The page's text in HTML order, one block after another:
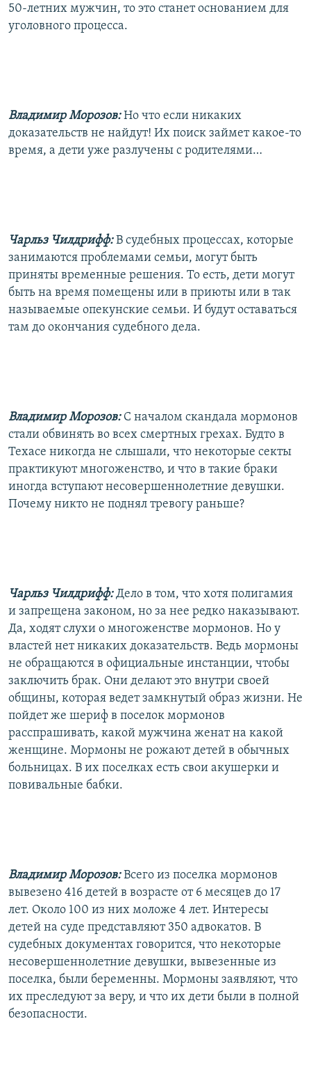
50-летних мужчин, то это станет основанием для
уголовного процесса.
Владимир Морозов:Но что если никаких
доказательств не найдут! Их поиск займет какое-то
время, а дети уже разлучены с родителями…
Чарльз Чилдрифф:В судебных процессах, которые
занимаются проблемами семьи, могут быть
приняты временные решения. То есть, дети могут
быть на время помещены или в приюты или в так
называемые опекунские семьи. И будут оставаться
там до окончания судебного дела.
Владимир Морозов: С началом скандала мормонов
стали обвинять во всех смертных грехах. Будто в
Техасе никогда не слышали, что некоторые секты
практикуют многоженство, и что в такие браки
иногда вступают несовершеннолетние девушки.
Почему никто не поднял тревогу раньше?
Чарльз Чилдрифф:Дело в том, что хотя полигамия
и запрещена законом, но за нее редко наказывают.
Да, ходят слухи о многоженстве мормонов. Но у
властей нет никаких доказательств. Ведь мормоны
не обращаются в официальные инстанции, чтобы
заключить брак. Они делают это внутри своей
общины, которая ведет замкнутый образ жизни. Не
пойдет же шериф в поселок мормонов
расспрашивать, какой мужчина женат на какой
женщине. Мормоны не рожают детей в обычных
больницах. В их поселках есть свои акушерки и
повивальные бабки.
Владимир Морозов:Всего из поселка мормонов
вывезено 416 детей в возрасте от 6 месяцев до 17
лет. Около 100 из них моложе 4 лет. Интересы
детей на суде представляют 350 адвокатов. В
судебных документах говорится, что некоторые
несовершеннолетние девушки, вывезенные из
поселка, были беременны. Мормоны заявляют, что
их преследуют за веру, и что их дети были в полной
безопасности.